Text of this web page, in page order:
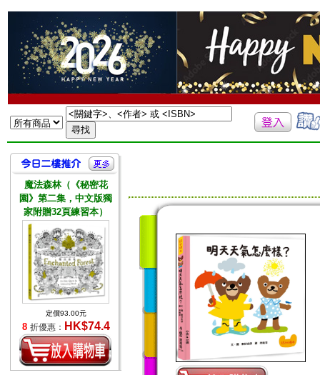
魔法森林（《秘密花
園》第二集，中文版獨
家附贈32頁練習本）
定價93.00元
8 折優惠： HK$74.4